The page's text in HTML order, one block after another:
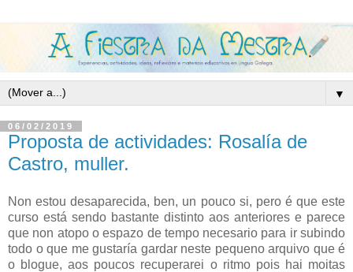
▼
06/02/2019
Proposta de actividades: Rosalía de
Castro, muller.
Non estou desaparecida, ben, un pouco si, pero é que este
curso está sendo bastante distinto aos anteriores e parece
que non atopo o espazo de tempo necesario para ir subindo
todo o que me gustaría gardar neste pequeno arquivo que é
o blogue, aos poucos recuperarei o ritmo pois hai moitas